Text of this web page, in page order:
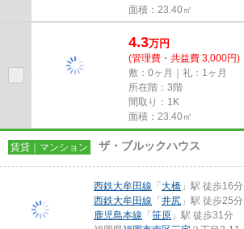
面積：23.40㎡
4.3万円
(管理費・共益費 3,000円)
敷：0ヶ月｜礼：1ヶ月
所在階：3階
間取り：1K
面積：23.40㎡
賃貸｜マンション ザ・ブルックハウス
西鉄大牟田線 「大橋 」駅 徒歩16分
西鉄大牟田線 「井尻 」駅 徒歩25分
鹿児島本線 「笹原 」駅 徒歩31分